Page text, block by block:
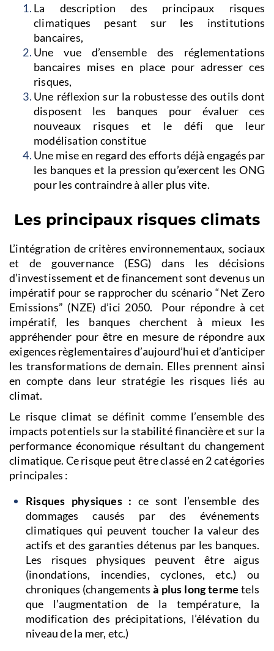
La description des principaux risques
climatiques pesant sur les institutions
bancaires,
Une vue d’ensemble des réglementations
bancaires mises en place pour adresser ces
risques,
Une réflexion sur la robustesse des outils dont
disposent les banques pour évaluer ces
nouveaux risques et le défi que leur
modélisation constitue
Une mise en regard des efforts déjà engagés par
les banques et la pression qu’exercent les ONG
pour les contraindre à aller plus vite.
Les principaux risques climats
L’intégration de critères environnementaux, sociaux
et de gouvernance (ESG) dans les décisions
d’investissement et de financement sont devenus un
impératif pour se rapprocher du scénario “Net Zero
Emissions” (NZE) d’ici 2050. Pour répondre à cet
impératif, les banques cherchent à mieux les
appréhender pour être en mesure de répondre aux
exigences règlementaires d’aujourd’hui et d’anticiper
les transformations de demain. Elles prennent ainsi
en compte dans leur stratégie les risques liés au
climat.
Le risque climat se définit comme l’ensemble des
impacts potentiels sur la stabilité financière et sur la
performance économique résultant du changement
climatique. Ce risque peut être classé en 2 catégories
principales :
Risques physiques :ce sont l’ensemble des
dommages causés par des événements
climatiques qui peuvent toucher la valeur des
actifs et des garanties détenus par les banques.
Les risques physiques peuvent être aigus
(inondations, incendies, cyclones, etc.) ou
chroniques (changementsà plus long terme tels
que l’augmentation de la température, la
modification des précipitations, l’élévation du
niveau de la mer, etc.)